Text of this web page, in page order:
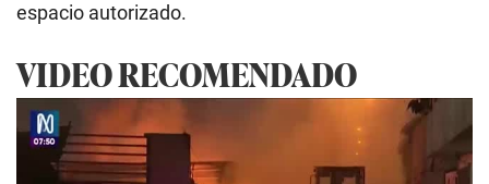
espacio autorizado.
VIDEO RECOMENDADO